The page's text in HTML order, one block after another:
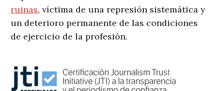
ruinas, víctima de una represión sistemática y
un deterioro permanente de las condiciones
de ejercicio de la profesión.